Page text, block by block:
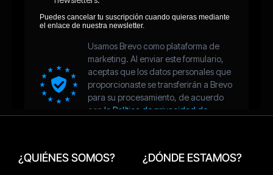
¿QUIÉNES SOMOS? ¿DÓNDE ESTAMOS?